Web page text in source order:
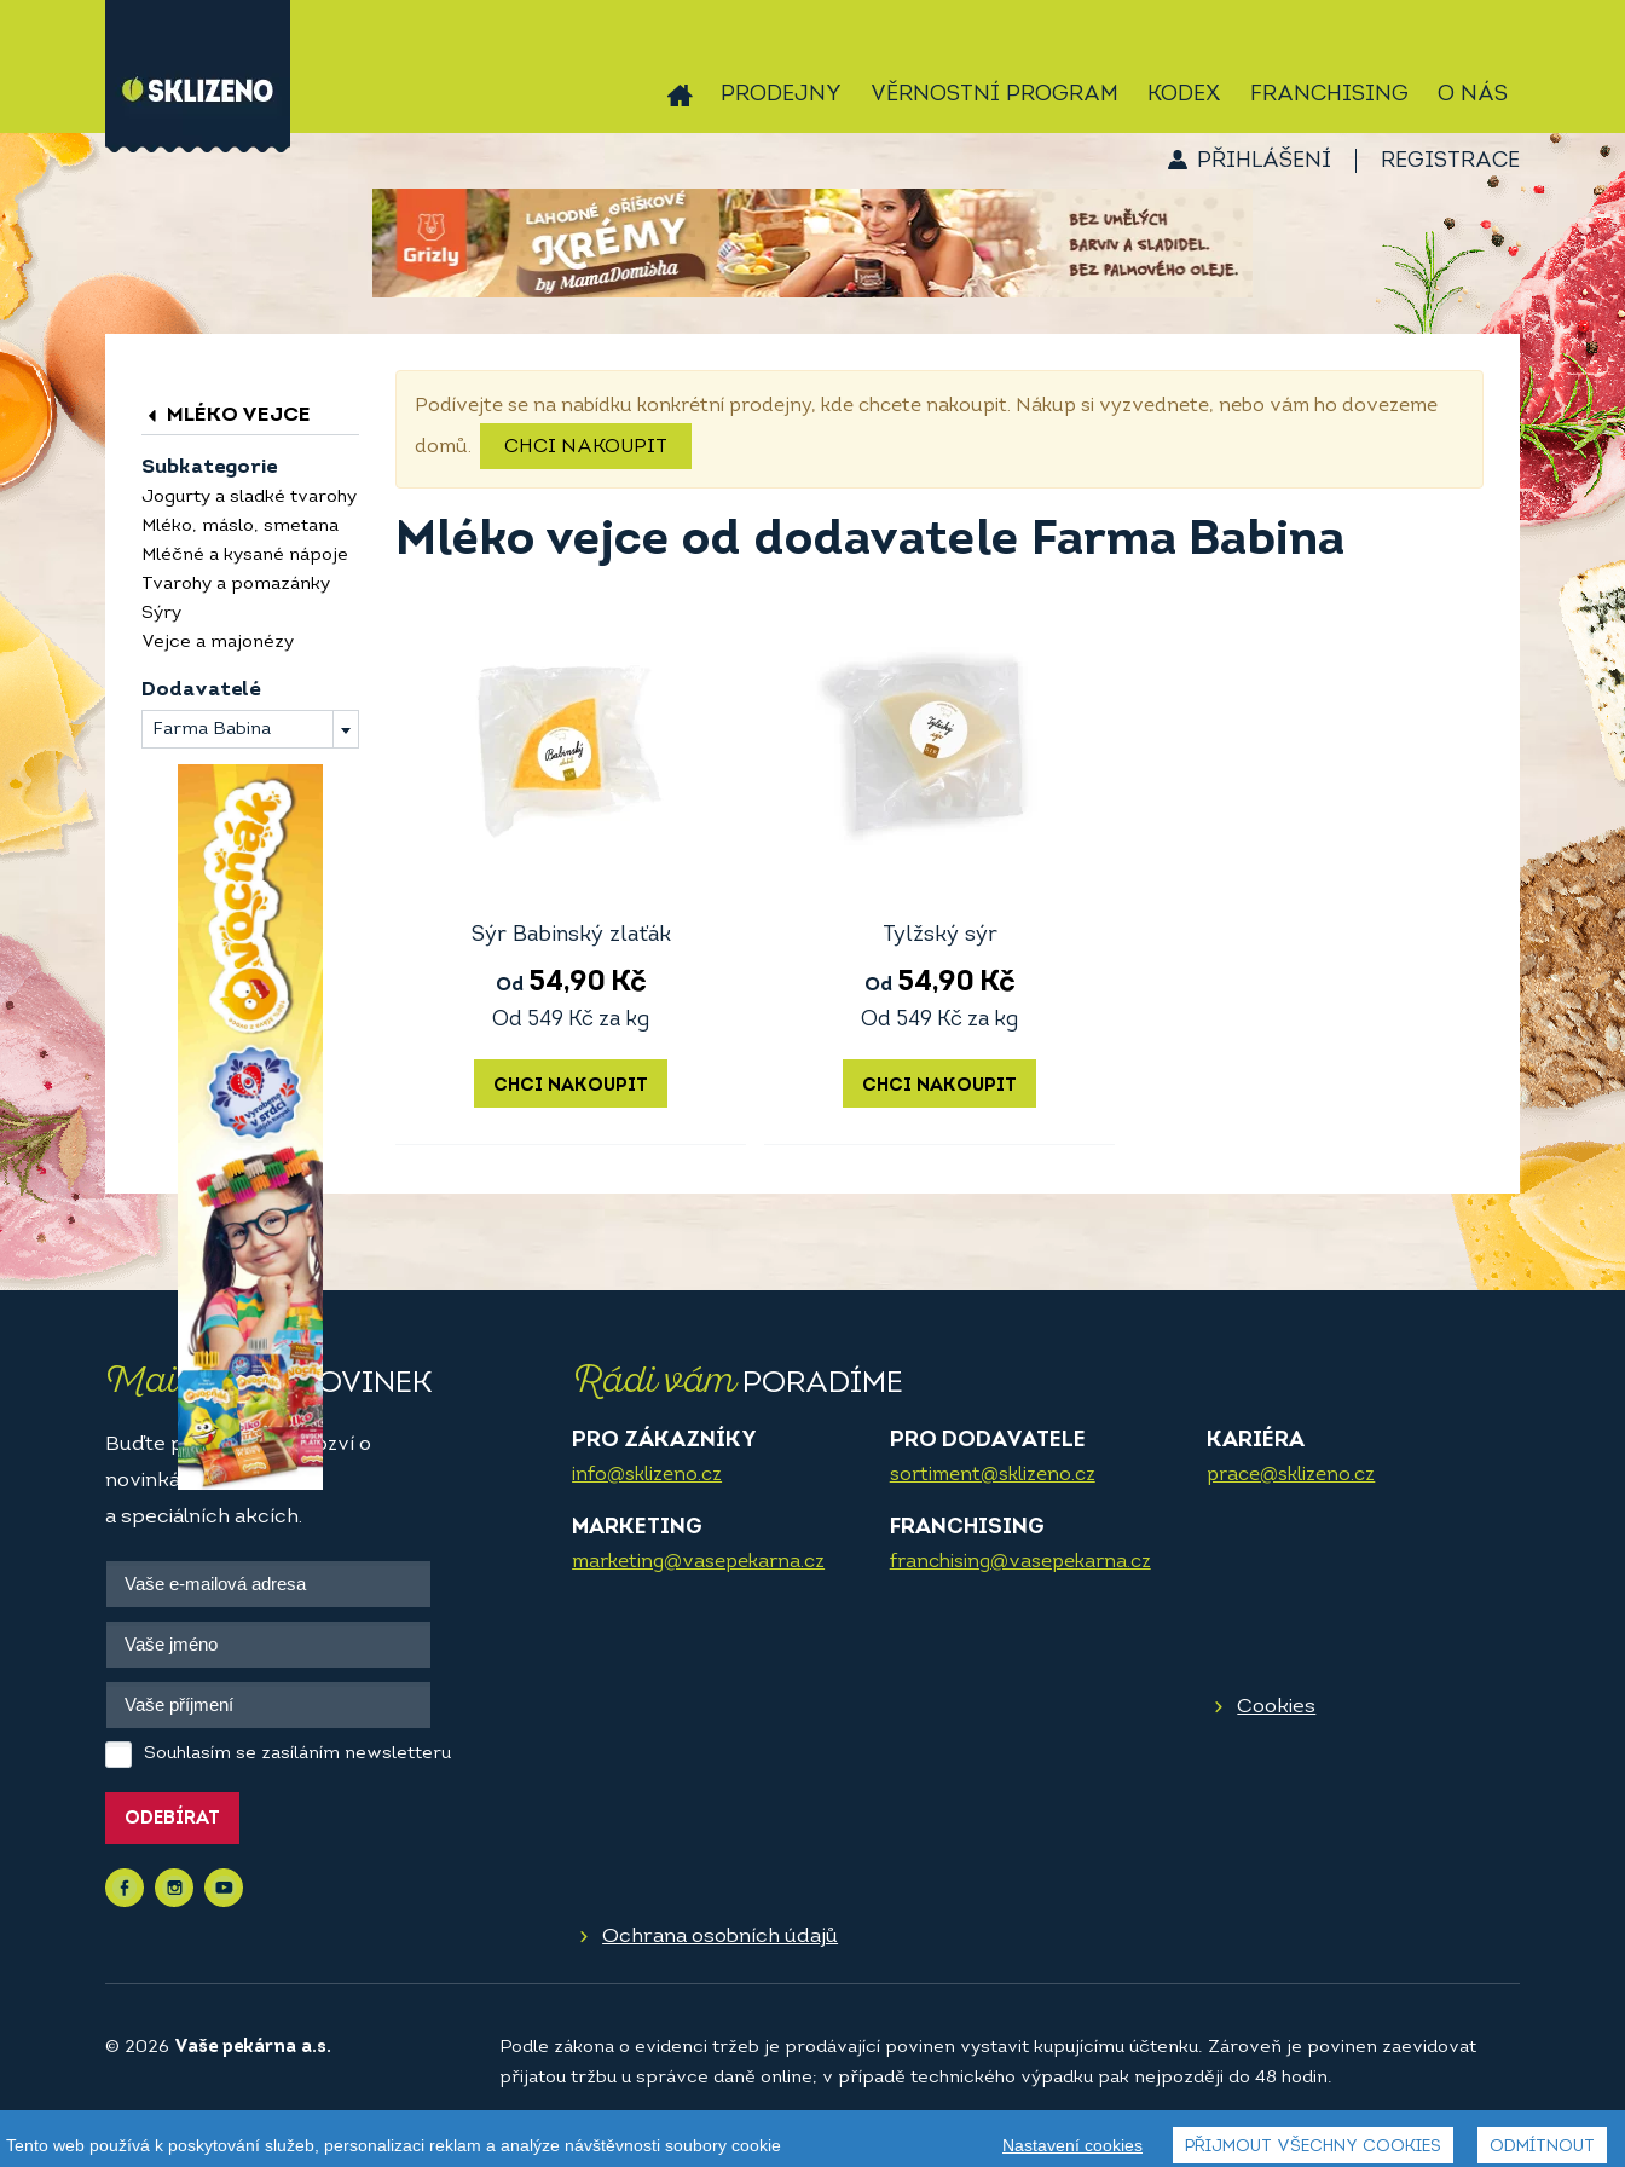
PRODEJNY VĚRNOSTNÍ PROGRAM KODEX FRANCHISING O NÁS
PŘIHLÁŠENÍ REGISTRACE
MLÉKO VEJCE
Subkategorie
Jogurty a sladké tvarohy
Mléko, máslo, smetana
Mléčné a kysané nápoje
Tvarohy a pomazánky
Sýry
Vejce a majonézy
Dodavatelé
Farma Babina
Podívejte se na nabídku konkrétní prodejny, kde chcete nakoupit. Nákup si vyzvednete, nebo vám ho dovezeme
domů. CHCI NAKOUPIT
Mléko vejce od dodavatele Farma Babina
Sýr Babinský zlaťák
Od 54,90 Kč
Od 549 Kč za kg
CHCI NAKOUPIT
Tylžský sýr
Od 54,90 Kč
Od 549 Kč za kg
CHCI NAKOUPIT
MailyPLNÉ NOVINEK
Buďte první, kdo se dozví o
novinkách
a speciálních akcích.
Souhlasím se zasíláním newsletteru
ODEBÍRAT
Rádi vámPORADÍME
PRO ZÁKAZNÍKY
info@sklizeno.cz
PRO DODAVATELE
sortiment@sklizeno.cz
KARIÉRA
prace@sklizeno.cz
MARKETING
marketing@vasepekarna.cz
FRANCHISING
franchising@vasepekarna.cz
Cookies
Ochrana osobních údajů
© 2026 Vaše pekárna a.s.
Podle zákona o evidenci tržeb je prodávající povinen vystavit kupujícímu účtenku. Zároveň je povinen zaevidovat
přijatou tržbu u správce daně online; v případě technického výpadku pak nejpozději do 48 hodin.
Tento web používá k poskytování služeb, personalizaci reklam a analýze návštěvnosti soubory cookie Nastavení cookies PŘIJMOUT VŠECHNY COOKIES ODMÍTNOUT